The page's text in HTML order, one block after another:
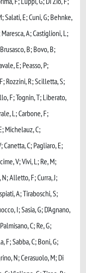
E; Cuni, G; Behnke,
A; Castiglioni, L;
B; Bovo, B;
E; Peasso, P;
Rozzini, R; Scilletta, S;
F; Tognin, T; Liberato,
L; Carbone, F;
Michelauz, C;
Canetta, C; Pagliaro, E;
V; Vivi, L; Re, M;
Alletto, F; Curra, J;
A; Tiraboschi, S;
I; Sasia, G; D'Agnano,
C; Re, G;
F; Sabba, C; Boni, G;
N; Cerasuolo, M; Di